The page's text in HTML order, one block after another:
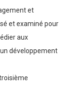
et
et examiné pour
aux
développement